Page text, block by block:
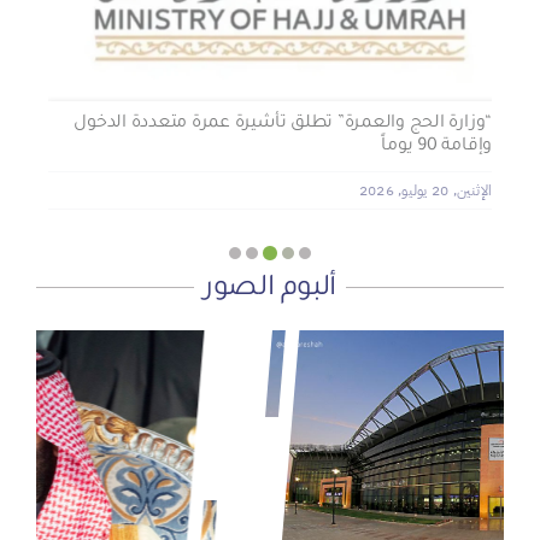
“وزارة الحج والعمرة” تطلق تأشيرة عمرة متعددة الدخول
وإقامة 90 يوماً
الإثنين, 20 يوليو, 2026
ألبوم الصور